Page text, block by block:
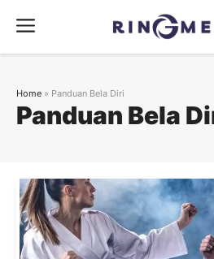
isi
Menu
Panduan Bela
Home » Panduan Bela Diri